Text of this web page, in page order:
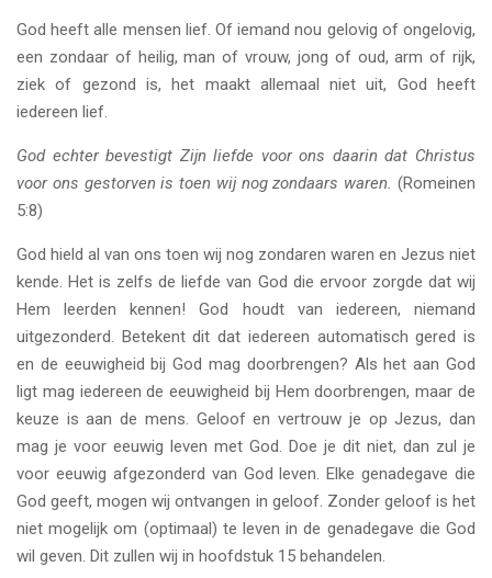
God heeft alle mensen lief. Of iemand nou gelovig of ongelovig,
een zondaar of heilig, man of vrouw, jong of oud, arm of rijk,
ziek of gezond is, het maakt allemaal niet uit, God heeft
iedereen lief.
God echter bevestigt Zijn liefde voor ons daarin dat Christus
voor ons gestorven is toen wij nog zondaars waren. (Romeinen
5:8)
God hield al van ons toen wij nog zondaren waren en Jezus niet
kende. Het is zelfs de liefde van God die ervoor zorgde dat wij
Hem leerden kennen! God houdt van iedereen, niemand
uitgezonderd. Betekent dit dat iedereen automatisch gered is
en de eeuwigheid bij God mag doorbrengen? Als het aan God
ligt mag iedereen de eeuwigheid bij Hem doorbrengen, maar de
keuze is aan de mens. Geloof en vertrouw je op Jezus, dan
mag je voor eeuwig leven met God. Doe je dit niet, dan zul je
voor eeuwig afgezonderd van God leven. Elke genadegave die
God geeft, mogen wij ontvangen in geloof. Zonder geloof is het
niet mogelijk om (optimaal) te leven in de genadegave die God
wil geven. Dit zullen wij in hoofdstuk 15 behandelen.